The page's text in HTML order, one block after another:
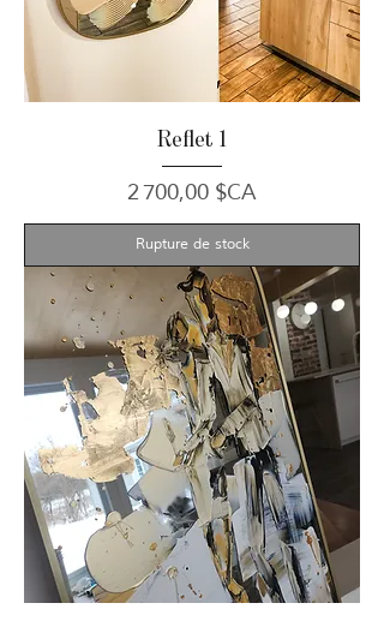
Reflet 1
Prix
2 700,00 $CA
Rupture de stock